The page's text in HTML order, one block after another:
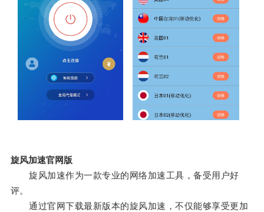
旋风加速官网版
旋风加速作为一款专业的网络加速工具，备受用户好
评。
通过官网下载最新版本的旋风加速，不仅能够享受更加